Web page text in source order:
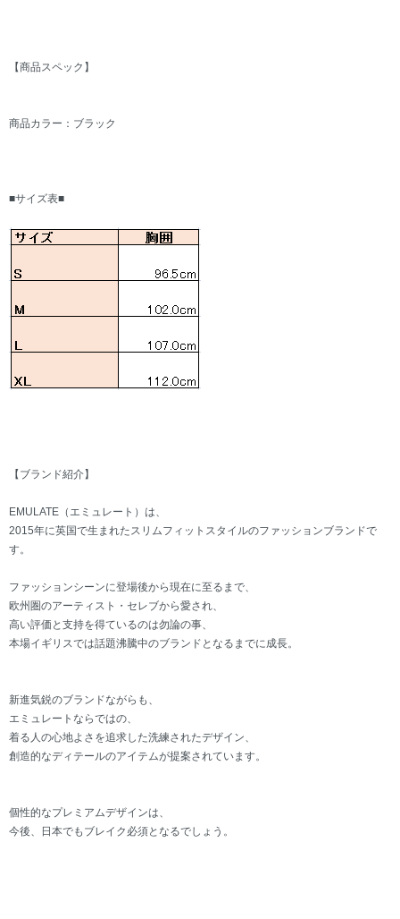
【商品スペック】
商品カラー：ブラック
■サイズ表■
【ブランド紹介】
EMULATE（エミュレート）は、
2015年に英国で生まれたスリムフィットスタイルのファッションブランドで
す。
ファッションシーンに登場後から現在に至るまで、
欧州圏のアーティスト・セレブから愛され、
高い評価と支持を得ているのは勿論の事、
本場イギリスでは話題沸騰中のブランドとなるまでに成長。
新進気鋭のブランドながらも、
エミュレートならではの、
着る人の心地よさを追求した洗練されたデザイン、
創造的なディテールのアイテムが提案されています。
個性的なプレミアムデザインは、
今後、日本でもブレイク必須となるでしょう。